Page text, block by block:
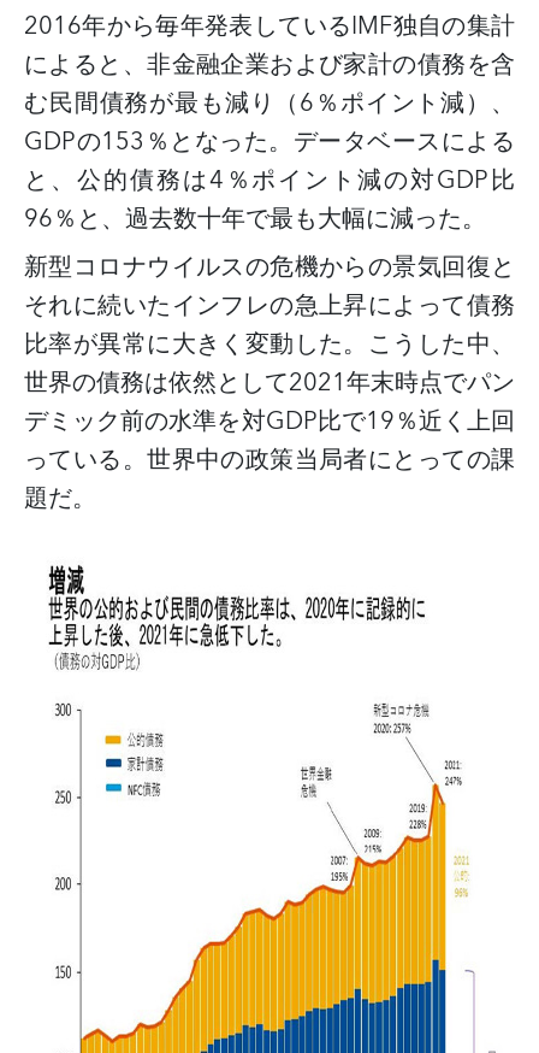
2016年から毎年発表しているIMF独自の集計
によると、非金融企業および家計の債務を含
む民間債務が最も減り（6％ポイント減）、
GDPの153％となった。データベースによる
と、公的債務は4％ポイント減の対GDP比
96％と、過去数十年で最も大幅に減った。
新型コロナウイルスの危機からの景気回復と
それに続いたインフレの急上昇によって債務
比率が異常に大きく変動した。こうした中、
世界の債務は依然として2021年末時点でパン
デミック前の水準を対GDP比で19％近く上回
っている。世界中の政策当局者にとっての課
題だ。